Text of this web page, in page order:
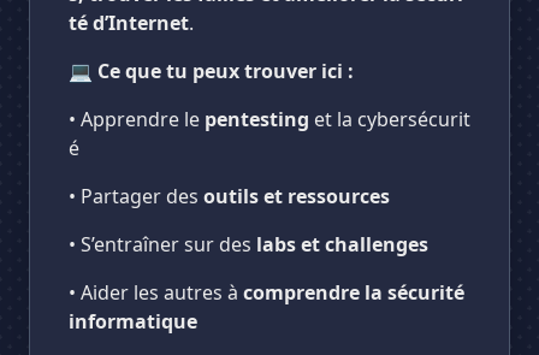
té d’Internet.
💻 Ce que tu peux trouver ici :
• Apprendre le pentesting et la cybersécurit
é
• Partager des outils et ressources
• S’entraîner sur des labs et challenges
• Aider les autres à comprendre la sécurité
informatique